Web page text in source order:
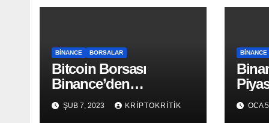
BINANCE BORSALAR
Bitcoin Borsası
Binance’den
Depremzedelere Nakit
Yardım
ŞUB 7, 2023 KRIPTOKRITIK
BINANCE
OCA